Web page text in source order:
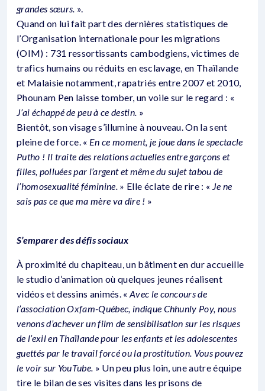
grandes sœurs. ».
Quand on lui fait part des dernières statistiques de
l’Organisation internationale pour les migrations
(OIM) : 731 ressortissants cambodgiens, victimes de
trafics humains ou réduits en esclavage, en Thaïlande
et Malaisie notamment, rapatriés entre 2007 et 2010,
Phounam Pen laisse tomber, un voile sur le regard : «
J’ai échappé de peu à ce destin. »
Bientôt, son visage s’illumine à nouveau. On la sent
pleine de force. « En ce moment, je joue dans le spectacle
Putho ! Il traite des relations actuelles entre garçons et
filles, polluées par l’argent et même du sujet tabou de
l’homosexualité féminine. » Elle éclate de rire : « Je ne
sais pas ce que ma mère va dire ! »
S’emparer des défis sociaux
À proximité du chapiteau, un bâtiment en dur accueille
le studio d’animation où quelques jeunes réalisent
vidéos et dessins animés. « Avec le concours de
l’association Oxfam-Québec, indique Chhunly Poy, nous
venons d’achever un film de sensibilisation sur les risques
de l’exil en Thaïlande pour les enfants et les adolescentes
guettés par le travail forcé ou la prostitution. Vous pouvez
le voir sur YouTube. » Un peu plus loin, une autre équipe
tire le bilan de ses visites dans les prisons de